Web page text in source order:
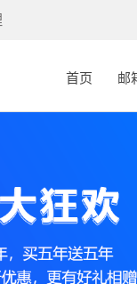
首页 邮